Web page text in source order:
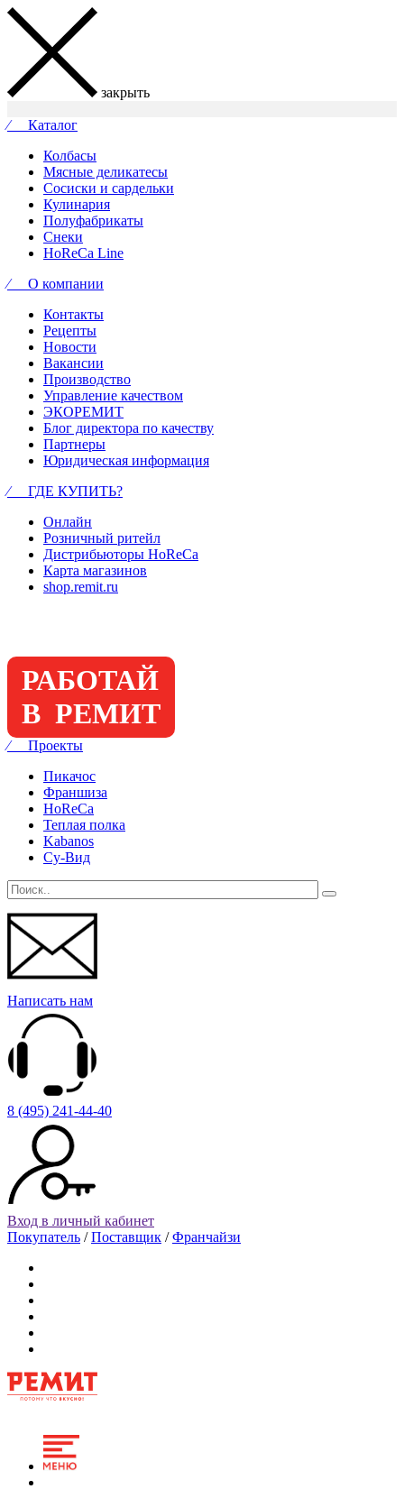
закрыть
⁄ Каталог
Колбасы
Мясные деликатесы
Сосиски и сардельки
Кулинария
Полуфабрикаты
Снеки
HoReCa Line
⁄ О компании
Контакты
Рецепты
Новости
Вакансии
Производство
Управление качеством
ЭКОРЕМИТ
Блог директора по качеству
Партнеры
Юридическая информация
⁄ ГДЕ КУПИТЬ?
Онлайн
Розничный ритейл
Дистрибьюторы HoReCa
Карта магазинов
shop.remit.ru
РАБОТАЙ
В РЕМИТ
⁄ Проекты
Пикачос
Франшиза
HoReCa
Теплая полка
Kabanos
Су-Вид
Написать нам
8 (495) 241-44-40
Вход в личный кабинет
Покупатель /Поставщик /Франчайзи